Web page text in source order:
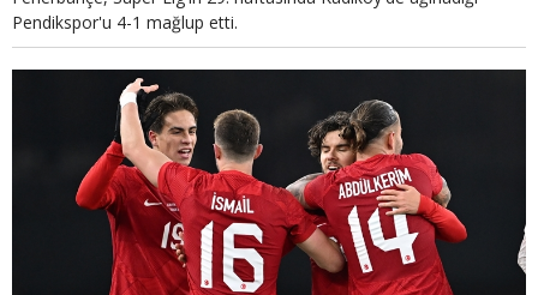
Pendikspor'u 4-1 mağlup etti.